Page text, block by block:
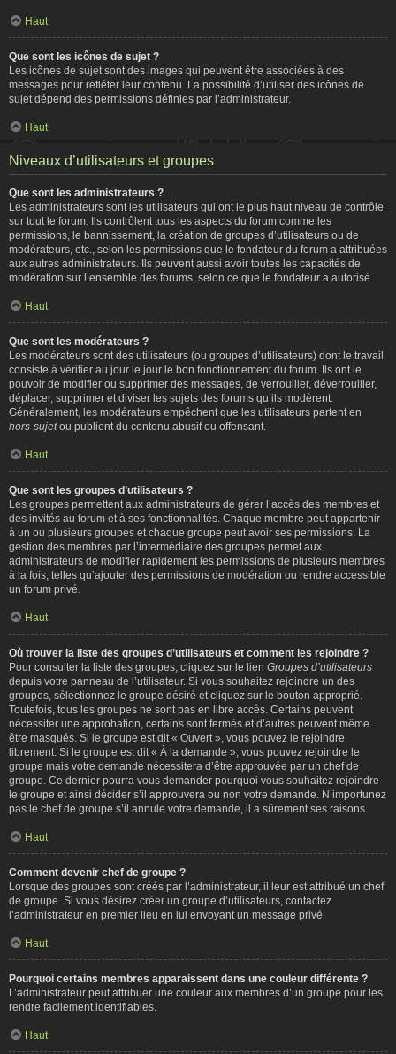
Haut
Que sont les icônes de sujet ?
Les icônes de sujet sont des images qui peuvent être associées à des
messages pour refléter leur contenu. La possibilité d’utiliser des icônes de
sujet dépend des permissions définies par l’administrateur.
Haut
Niveaux d’utilisateurs et groupes
Que sont les administrateurs ?
Les administrateurs sont les utilisateurs qui ont le plus haut niveau de contrôle
sur tout le forum. Ils contrôlent tous les aspects du forum comme les
permissions, le bannissement, la création de groupes d’utilisateurs ou de
modérateurs, etc., selon les permissions que le fondateur du forum a attribuées
aux autres administrateurs. Ils peuvent aussi avoir toutes les capacités de
modération sur l’ensemble des forums, selon ce que le fondateur a autorisé.
Haut
Que sont les modérateurs ?
Les modérateurs sont des utilisateurs (ou groupes d’utilisateurs) dont le travail
consiste à vérifier au jour le jour le bon fonctionnement du forum. Ils ont le
pouvoir de modifier ou supprimer des messages, de verrouiller, déverrouiller,
déplacer, supprimer et diviser les sujets des forums qu’ils modèrent.
Généralement, les modérateurs empêchent que les utilisateurs partent en
hors-sujetou publient du contenu abusif ou offensant.
Haut
Que sont les groupes d’utilisateurs ?
Les groupes permettent aux administrateurs de gérer l’accès des membres et
des invités au forum et à ses fonctionnalités. Chaque membre peut appartenir
à un ou plusieurs groupes et chaque groupe peut avoir ses permissions. La
gestion des membres par l’intermédiaire des groupes permet aux
administrateurs de modifier rapidement les permissions de plusieurs membres
à la fois, telles qu’ajouter des permissions de modération ou rendre accessible
un forum privé.
Haut
Où trouver la liste des groupes d’utilisateurs et comment les rejoindre ?
Pour consulter la liste des groupes, cliquez sur le lien Groupes d’utilisateurs
depuis votre panneau de l’utilisateur. Si vous souhaitez rejoindre un des
groupes, sélectionnez le groupe désiré et cliquez sur le bouton approprié.
Toutefois, tous les groupes ne sont pas en libre accès. Certains peuvent
nécessiter une approbation, certains sont fermés et d’autres peuvent même
être masqués. Si le groupe est dit « Ouvert », vous pouvez le rejoindre
librement. Si le groupe est dit « À la demande », vous pouvez rejoindre le
groupe mais votre demande nécessitera d’être approuvée par un chef de
groupe. Ce dernier pourra vous demander pourquoi vous souhaitez rejoindre
le groupe et ainsi décider s’il approuvera ou non votre demande. N’importunez
pas le chef de groupe s’il annule votre demande, il a sûrement ses raisons.
Haut
Comment devenir chef de groupe ?
Lorsque des groupes sont créés par l’administrateur, il leur est attribué un chef
de groupe. Si vous désirez créer un groupe d’utilisateurs, contactez
l’administrateur en premier lieu en lui envoyant un message privé.
Haut
Pourquoi certains membres apparaissent dans une couleur différente ?
L’administrateur peut attribuer une couleur aux membres d’un groupe pour les
rendre facilement identifiables.
Haut